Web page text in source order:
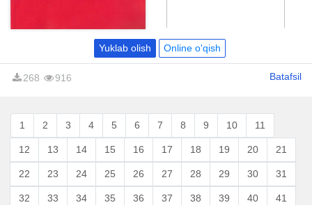
tili grammatikasi" Toshkent davlat
sharqshunoslik instituti
"Xitoyshunoslik" fakulteti o'quv-
uslubiy kengashining 2017 yil 20-
filologiyasi mutaxassisligi sohasida
etilgan.
Yuklab olish Online o'qish
268 916 Batafsil
1 2 3 4 5 6 7 8 9 10 11
12 13 14 15 16 17 18 19 20 21
22 23 24 25 26 27 28 29 30 31
32 33 34 35 36 37 38 39 40 41